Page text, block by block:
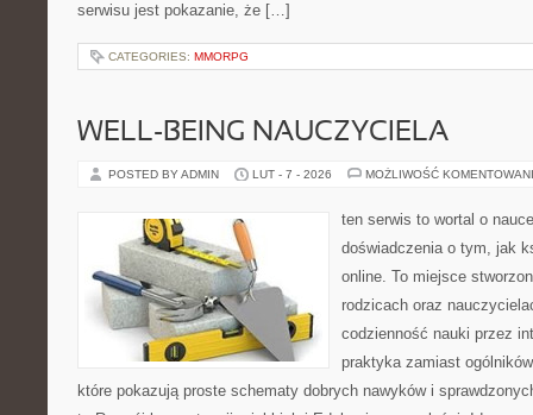
serwisu jest pokazanie, że […]
CATEGORIES: MMORPG
WELL-BEING NAUCZYCIELA
POSTED BY ADMIN LUT - 7 - 2026 MOŻLIWOŚĆ
ten serwis to wortal o
doświadczenia o tym, jak
online. To miejsce
rodzicach oraz
codzienność nauki przez
praktyka zamiast
które pokazują proste schematy dobrych nawyków i